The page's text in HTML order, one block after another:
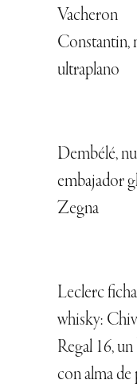
Vacheron
Constantin,
ultraplano
Dembélé,
embajador
Zegna
Leclerc
whisky:
Regal 16,
con alma